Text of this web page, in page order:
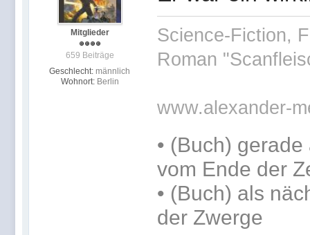
Mitglieder
659 Beiträge
Geschlecht: männlich
Wohnort: Berlin
Science-Fiction,
Roman
www.alexander-
• (Buch) gerade
vom Ende der
• (Buch) als
der Zwerge